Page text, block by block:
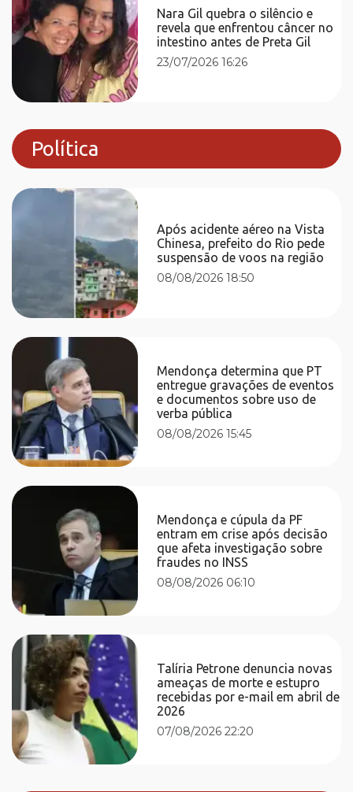
Nara Gil quebra o silêncio e
revela que enfrentou câncer no
intestino antes de Preta Gil
23/07/2026 16:26
Política
Após acidente aéreo na Vista
Chinesa, prefeito do Rio pede
suspensão de voos na região
08/08/2026 18:50
Mendonça determina que PT
entregue gravações de eventos
e documentos sobre uso de
verba pública
08/08/2026 15:45
Mendonça e cúpula da PF
entram em crise após decisão
que afeta investigação sobre
fraudes no INSS
08/08/2026 06:10
Talíria Petrone denuncia novas
ameaças de morte e estupro
recebidas por e-mail em abril de
2026
07/08/2026 22:20